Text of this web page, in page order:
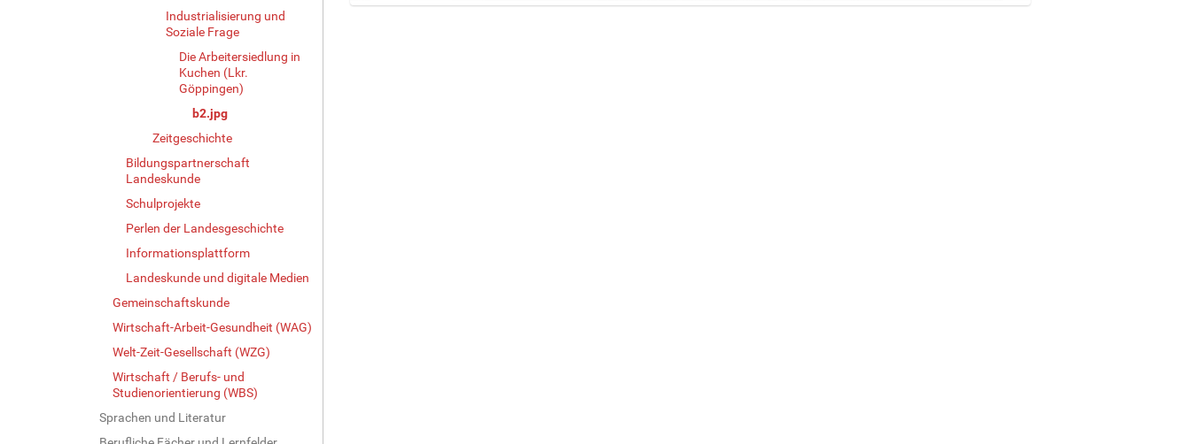
Industrialisierung und
Soziale Frage
Die Arbeitersiedlung in
Kuchen (Lkr.
Göppingen)
b2.jpg
Zeitgeschichte
Bildungspartnerschaft
Landeskunde
Schulprojekte
Perlen der Landesgeschichte
Informationsplattform
Landeskunde und digitale Medien
Gemeinschaftskunde
Wirtschaft-Arbeit-Gesundheit (WAG)
Welt-Zeit-Gesellschaft (WZG)
Wirtschaft / Berufs- und
Studienorientierung (WBS)
Sprachen und Literatur